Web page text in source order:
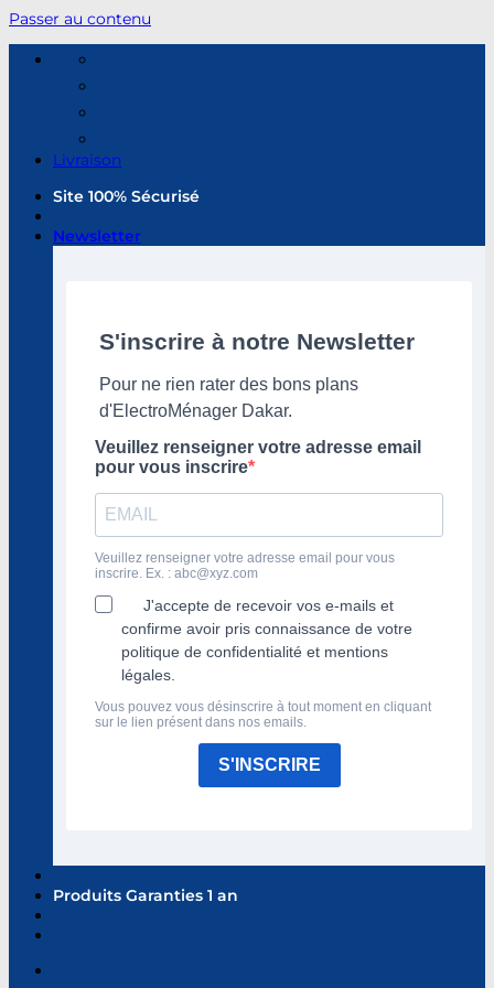
Passer au contenu
Livraison
Site 100% Sécurisé
Newsletter
S'inscrire à notre Newsletter
Pour ne rien rater des bons plans
d'ElectroMénager Dakar.
Veuillez renseigner votre adresse email
pour vous inscrire
Veuillez renseigner votre adresse email pour vous
inscrire. Ex. : abc@xyz.com
J'accepte de recevoir vos e-mails et
confirme avoir pris connaissance de votre
politique de confidentialité et mentions
légales.
Vous pouvez vous désinscrire à tout moment en cliquant
sur le lien présent dans nos emails.
S'INSCRIRE
Produits Garanties 1 an